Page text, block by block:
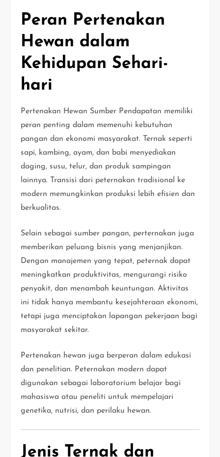
Peran Pertenakan
Hewan dalam
Kehidupan Sehari-
hari
Pertenakan Hewan Sumber Pendapatan memiliki
peran penting dalam memenuhi kebutuhan
pangan dan ekonomi masyarakat. Ternak seperti
sapi, kambing, ayam, dan babi menyediakan
daging, susu, telur, dan produk sampingan
lainnya. Transisi dari peternakan tradisional ke
modern memungkinkan produksi lebih efisien dan
berkualitas.
Selain sebagai sumber pangan, perternakan juga
memberikan peluang bisnis yang menjanjikan.
Dengan manajemen yang tepat, peternak dapat
meningkatkan produktivitas, mengurangi risiko
penyakit, dan menambah keuntungan. Aktivitas
ini tidak hanya membantu kesejahteraan ekonomi,
tetapi juga menciptakan lapangan pekerjaan bagi
masyarakat sekitar.
Pertenakan hewan juga berperan dalam edukasi
dan penelitian. Peternakan modern dapat
digunakan sebagai laboratorium belajar bagi
mahasiswa atau peneliti untuk mempelajari
genetika, nutrisi, dan perilaku hewan.
Jenis Ternak dan